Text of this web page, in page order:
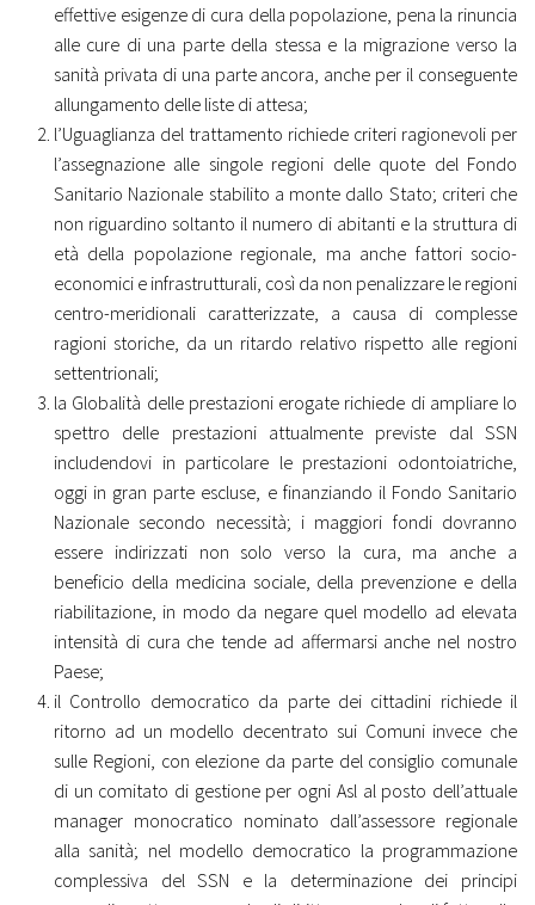
effettive esigenze di cura della popolazione, pena la rinuncia
alle cure di una parte della stessa e la migrazione verso la
sanità privata di una parte ancora, anche per il conseguente
allungamento delle liste di attesa;
l’Uguaglianza del trattamento richiede criteri ragionevoli per
l’assegnazione alle singole regioni delle quote del Fondo
Sanitario Nazionale stabilito a monte dallo Stato; criteri che
non riguardino soltanto il numero di abitanti e la struttura di
età della popolazione regionale, ma anche fattori socio-
economici e infrastrutturali, così da non penalizzare le regioni
centro-meridionali caratterizzate, a causa di complesse
ragioni storiche, da un ritardo relativo rispetto alle regioni
settentrionali;
la Globalità delle prestazioni erogate richiede di ampliare lo
spettro delle prestazioni attualmente previste dal SSN
includendovi in particolare le prestazioni odontoiatriche,
oggi in gran parte escluse, e finanziando il Fondo Sanitario
Nazionale secondo necessità; i maggiori fondi dovranno
essere indirizzati non solo verso la cura, ma anche a
beneficio della medicina sociale, della prevenzione e della
riabilitazione, in modo da negare quel modello ad elevata
intensità di cura che tende ad affermarsi anche nel nostro
Paese;
il Controllo democratico da parte dei cittadini richiede il
ritorno ad un modello decentrato sui Comuni invece che
sulle Regioni, con elezione da parte del consiglio comunale
di un comitato di gestione per ogni Asl al posto dell’attuale
manager monocratico nominato dall’assessore regionale
alla sanità; nel modello democratico la programmazione
complessiva del SSN e la determinazione dei principi